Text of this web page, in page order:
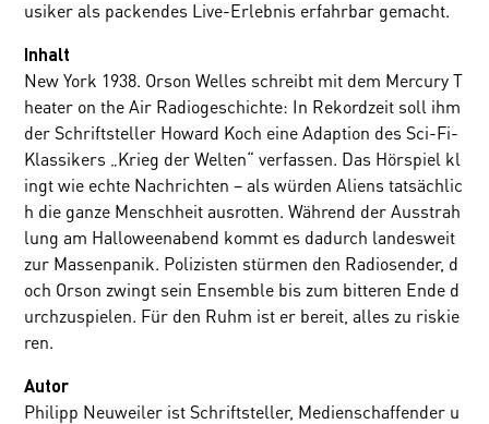
usiker als packendes Live-Erlebnis erfahrbar gemacht.
Inhalt
New York 1938. Orson Welles schreibt mit dem Mercury T
heater on the Air Radiogeschichte: In Rekordzeit soll ihm
der Schriftsteller Howard Koch eine Adaption des Sci-Fi-
Klassikers „Krieg der Welten“ verfassen. Das Hörspiel kl
ingt wie echte Nachrichten – als würden Aliens tatsächlic
h die ganze Menschheit ausrotten. Während der Ausstrah
lung am Halloweenabend kommt es dadurch landesweit
zur Massenpanik. Polizisten stürmen den Radiosender, d
och Orson zwingt sein Ensemble bis zum bitteren Ende d
urchzuspielen. Für den Ruhm ist er bereit, alles zu riskie
ren.
Autor
Philipp Neuweiler ist Schriftsteller, Medienschaffender u